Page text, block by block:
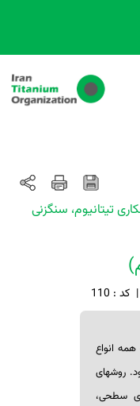
تیتانیوم، سنگزنی
| کد : 110
انواع
روش­های
سطحی،